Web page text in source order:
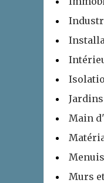
Jardins
Main
Murs